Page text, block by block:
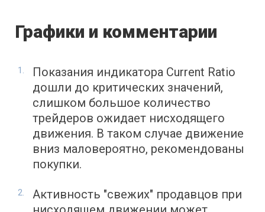
Графики и комментарии
Показания индикатора Current Ratio
дошли до критических значений,
слишком большое количество
трейдеров ожидает нисходящего
движения. В таком случае движение
вниз маловероятно, рекомендованы
покупки.
Активность "свежих" продавцов при